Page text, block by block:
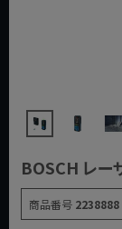
BOSCH レ
商品番号 2238888